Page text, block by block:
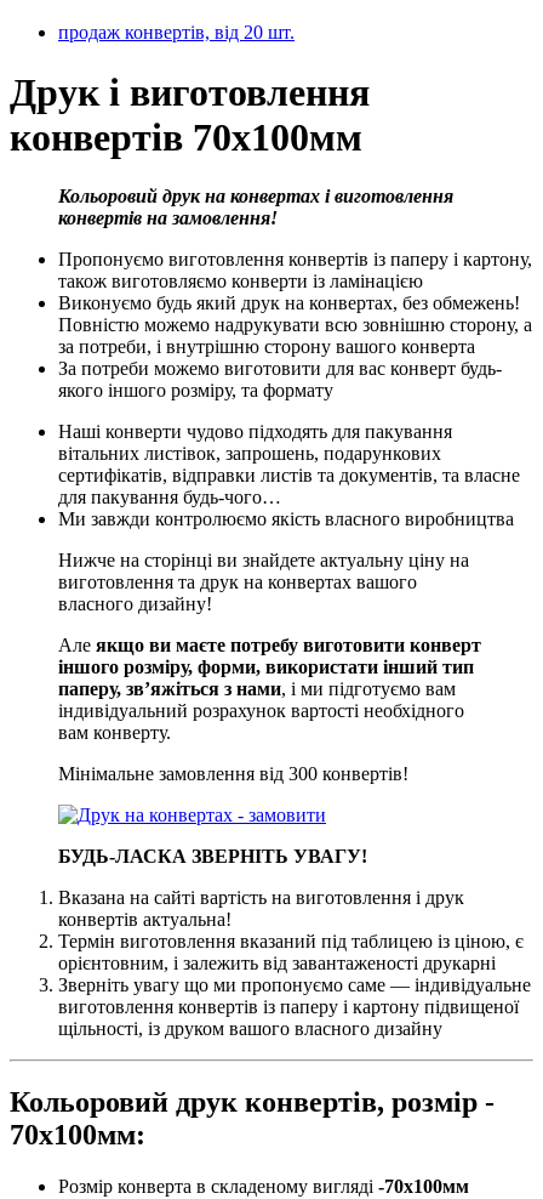
продаж конвертів, від 20 шт.
Друк і виготовлення
конвертів 70х100мм
Кольоровий друк на конвертах і виготовлення
конвертів на замовлення!
Пропонуємо виготовлення конвертів із паперу і картону,
також виготовляємо конверти із ламінацією
Виконуємо будь який друк на конвертах, без обмежень!
Повністю можемо надрукувати всю зовнішню сторону, а
за потреби, і внутрішню сторону вашого конверта
За потреби можемо виготовити для вас конверт будь-
якого іншого розміру, та формату
Наші конверти чудово підходять для пакування
вітальних листівок, запрошень, подарункових
сертифікатів, відправки листів та документів, та власне
для пакування будь-чого…
Ми завжди контролюємо якість власного виробництва
Нижче на сторінці ви знайдете актуальну ціну на
виготовлення та друк на конвертах вашого
власного дизайну!
Але якщо ви маєте потребу виготовити конверт
іншого розміру, форми, використати інший тип
паперу, зв’яжіться з нами, і ми підготуємо вам
індивідуальний розрахунок вартості необхідного
вам конверту.
Мінімальне замовлення від 300 конвертів!
БУДЬ-ЛАСКА ЗВЕРНІТЬ УВАГУ!
Вказана на сайті вартість на виготовлення і друк
конвертів актуальна!
Термін виготовлення вказаний під таблицею із ціною, є
орієнтовним, і залежить від завантаженості друкарні
Зверніть увагу що ми пропонуємо саме — індивідуальне
виготовлення конвертів із паперу і картону підвищеної
щільності, із друком вашого власного дизайну
Кольоровий друк конвертів, розмір -
70х100мм:
Розмір конверта в складеному вигляді -70х100мм